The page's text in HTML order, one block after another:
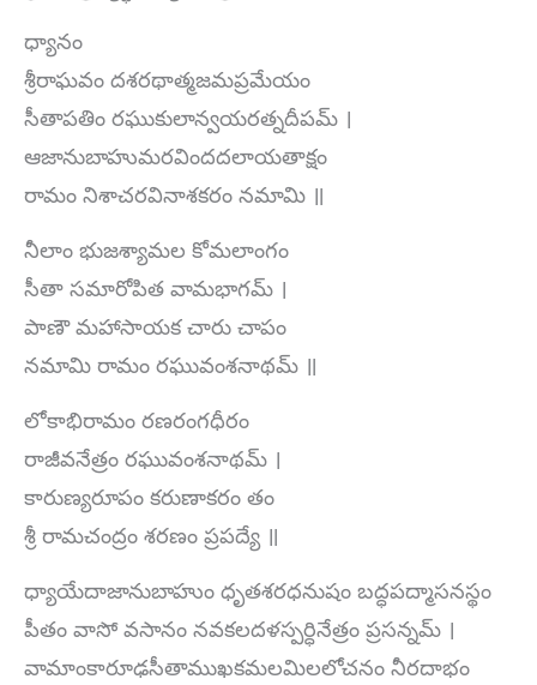
ధ్యానం
శ్రీరాఘవం దశరథాత్మజమప్రమేయం
సీతాపతిం రఘుకులాన్వయరత్నదీపమ్ ।
ఆజానుబాహుమరవిందదలాయతాక్షం
రామం నిశాచరవినాశకరం నమామి ॥
నీలాం భుజశ్యామల కోమలాంగం
సీతా సమారోపిత వామభాగమ్ ।
పాణౌ మహాసాయక చారు చాపం
నమామి రామం రఘువంశనాథమ్ ॥
లోకాభిరామం రణరంగధీరం
రాజీవనేత్రం రఘువంశనాథమ్ ।
కారుణ్యరూపం కరుణాకరం తం
శ్రీ రామచంద్రం శరణం ప్రపద్యే ॥
ధ్యాయేదాజానుబాహుం ధృతశరధనుషం బద్ధపద్మాసనస్థం
పీతం వాసో వసానం నవకలదళస్పర్ధినేత్రం ప్రసన్నమ్ ।
వామాంకారూఢసీతాముఖకమలమిలలోచనం నీరదాభం